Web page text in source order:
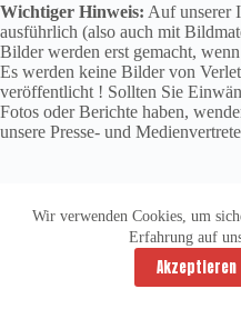
Wir verwenden Cookies, um
Erfahrung auf
Akzeptieren
Wichtiger Hinweis: Auf unserer
ausführlich (also auch mit
Bilder werden erst gemacht,
Es werden keine Bilder von
veröffentlicht ! Sollten Sie
Fotos oder Berichte haben,
unsere Presse- und
Copyright ©